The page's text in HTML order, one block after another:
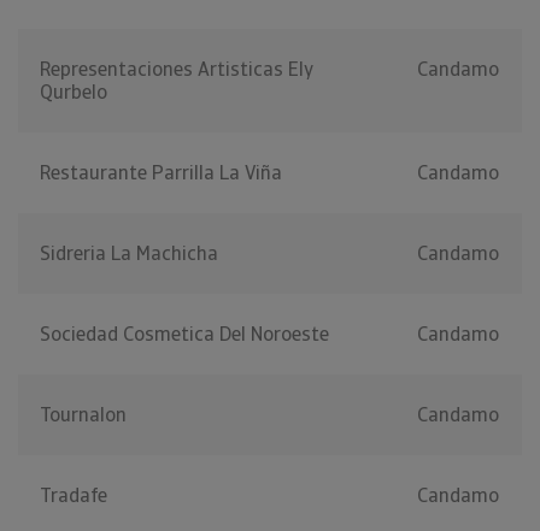
Representaciones Artisticas Ely
Qurbelo
Candamo
Restaurante Parrilla La Viña Candamo
Sidreria La Machicha Candamo
Sociedad Cosmetica Del Noroeste Candamo
Tournalon Candamo
Tradafe Candamo